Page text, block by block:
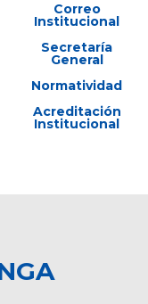
Correo
Institucional
Secretaría
General
Normatividad
Acreditación
Institucional